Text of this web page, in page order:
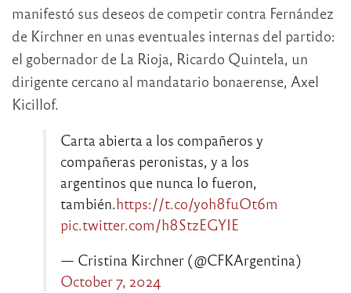
manifestó sus deseos de competir contra Fernández
de Kirchner en unas eventuales internas del partido:
el gobernador de La Rioja, Ricardo Quintela, un
dirigente cercano al mandatario bonaerense, Axel
Kicillof.
Carta abierta a los compañeros y
compañeras peronistas, y a los
argentinos que nunca lo fueron,
también.https://t.co/yoh8fuOt6m
pic.twitter.com/h8StzEGYIE
— Cristina Kirchner (@CFKArgentina)
October 7, 2024